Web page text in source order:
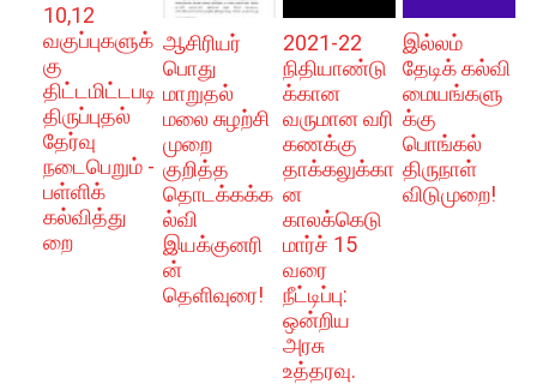
10,12
வகுப்புகளுக்
கு
திட்டமிட்டபடி
திருப்புதல்
தேர்வு
நடைபெறும் -
பள்ளிக்
கல்வித்து
றை
ஆசிரியர்
பொது
மாறுதல்
மலை சுழற்சி
முறை
குறித்த
தொடக்கக்க
ல்வி
இயக்குனரி
ன்
தெளிவுரை!
2021-22
நிதியாண்டு
க்கான
வருமான வரி
கணக்கு
தாக்கலுக்கா
ன
காலக்கெடு
மார்ச் 15
வரை
நீட்டிப்பு:
ஒன்றிய
அரசு
உத்தரவு.
இல்லம்
தேடிக் கல்வி
மையங்களு
க்கு
பொங்கல்
திருநாள்
விடுமுறை!